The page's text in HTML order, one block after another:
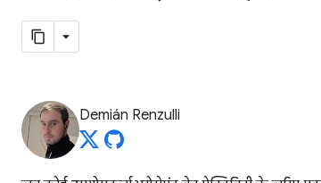
Demián Renzulli